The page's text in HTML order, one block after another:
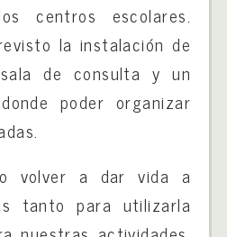
centros escolares.
la instalación de
de consulta y un
poder organizar
volver a dar vida a
tanto para utilizarla